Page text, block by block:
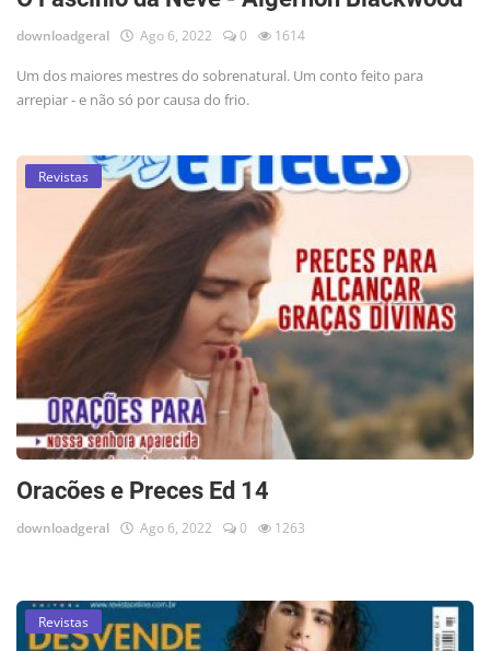
downloadgeral Ago 6, 2022 0 1614
Um dos maiores mestres do sobrenatural. Um conto feito para
arrepiar - e não só por causa do frio.
Revistas
Oracões e Preces Ed 14
downloadgeral Ago 6, 2022 0 1263
Revistas